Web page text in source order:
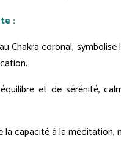
:
Chakra coronal,
et de sérénité,
la capacité à la méditation,